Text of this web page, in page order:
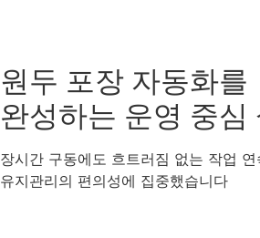
원두 포장 자동화를
완성하는 운영 중심
장시간 구동에도 흐트러짐 없는 작업 연
유지관리의 편의성에 집중했습니다